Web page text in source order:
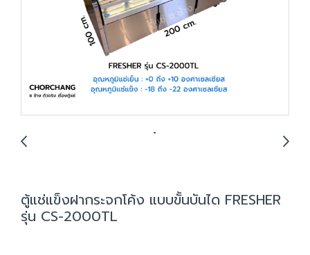
ตู้แช่แข็งฝากระจกโค้ง แบบขั้นบันได FRESHER
รุ่น CS-2000TL